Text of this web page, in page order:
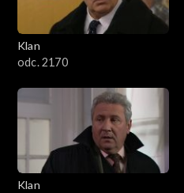
Klan
odc. 2170
Klan